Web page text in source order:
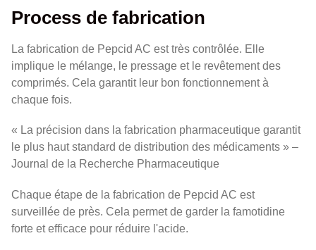
Process de fabrication
La fabrication de Pepcid AC est très contrôlée. Elle
implique le mélange, le pressage et le revêtement des
comprimés. Cela garantit leur bon fonctionnement à
chaque fois.
« La précision dans la fabrication pharmaceutique garantit
le plus haut standard de distribution des médicaments » –
Journal de la Recherche Pharmaceutique
Chaque étape de la fabrication de Pepcid AC est
surveillée de près. Cela permet de garder la famotidine
forte et efficace pour réduire l'acide.